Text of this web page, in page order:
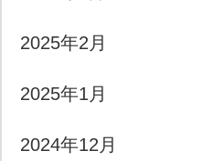
2025年2月
2025年1月
2024年12月